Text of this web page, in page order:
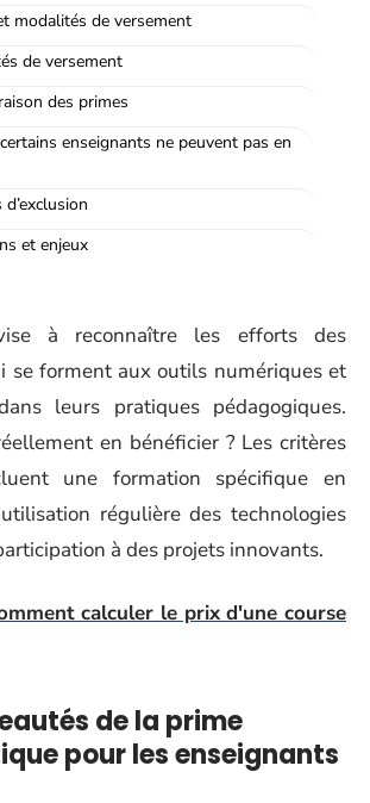
modalités de versement
de versement
des primes
enseignants ne peuvent pas en
et enjeux
à reconnaître les efforts des
se forment aux outils numériques et
leurs pratiques pédagogiques.
en bénéficier ? Les critères
une formation spécifique en
régulière des technologies
à des projets innovants.
calculer le prix d'une course
de la prime
pour les enseignants